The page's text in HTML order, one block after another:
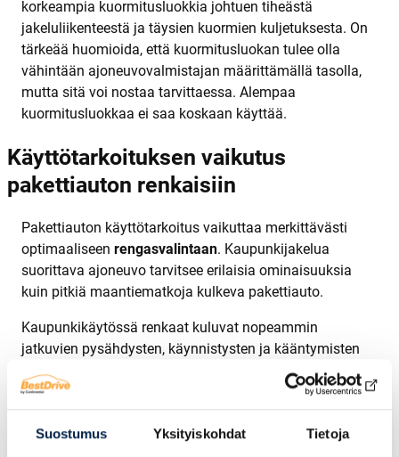
Suostumus Yksityiskohdat Tietoja
korkeampia kuormitusluokkia johtuen tiheästä
jakeluliikenteestä ja täysien kuormien kuljetuksesta. On
tärkeää huomioida, että kuormitusluokan tulee olla
vähintään ajoneuvovalmistajan määrittämällä tasolla,
mutta sitä voi nostaa tarvittaessa. Alempaa
kuormitusluokkaa ei saa koskaan käyttää.
Käyttötarkoituksen vaikutus
pakettiauton renkaisiin
Pakettiauton käyttötarkoitus vaikuttaa merkittävästi
optimaaliseen rengasvalintaan. Kaupunkijakelua
suorittava ajoneuvo tarvitsee erilaisia ominaisuuksia
kuin pitkiä maantiematkoja kulkeva pakettiauto.
Kaupunkikäytössä renkaat kuluvat nopeammin
jatkuvien pysähdysten, käynnistysten ja kääntymisten
vuoksi. Tällöin kannattaa valita renkaat, joissa on kova
kulutuspinta ja hyvä sivuttaisote. Maantiekäytössä taas
korostuvat alhainen vierintävastus polttoainetalouden
parantamiseksi ja hyvä suuntavakavuus korkeissa